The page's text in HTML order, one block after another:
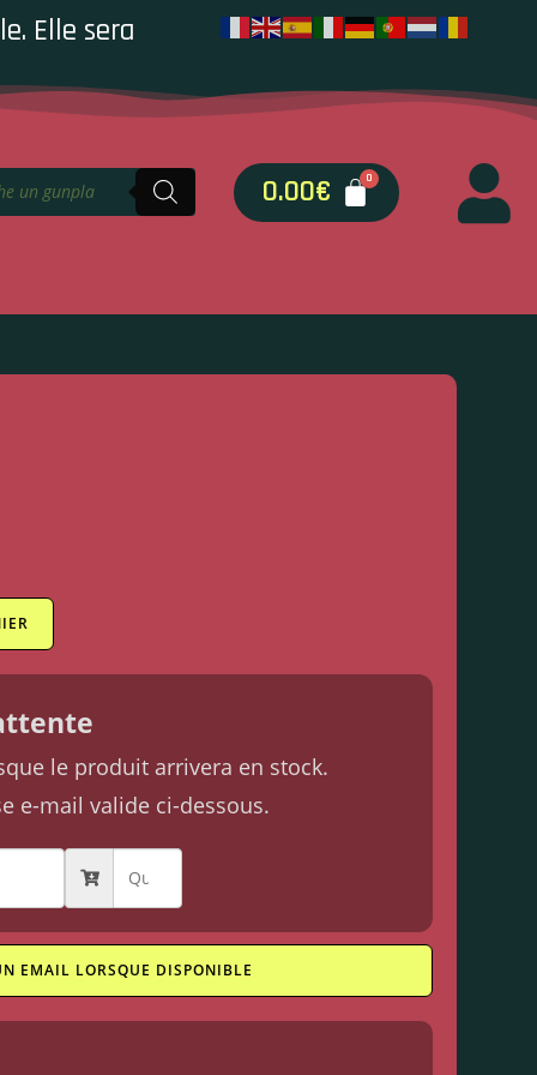
Elle sera
0.00€
le produit arrivera en stock.
e-mail valide ci-dessous.
EMAIL LORSQUE DISPONIBLE